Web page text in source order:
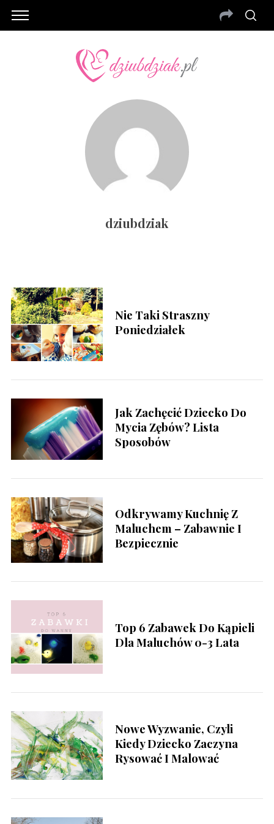
dziubdziak
Nie Taki Straszny
Poniedziałek
Jak Zachęcić Dziecko Do
Mycia Zębów? Lista
Sposobów
Odkrywamy Kuchnię Z
Maluchem – Zabawnie I
Bezpiecznie
Top 6 Zabawek Do Kąpieli
Dla Maluchów 0-3 Lata
Nowe Wyzwanie, Czyli
Kiedy Dziecko Zaczyna
Rysować I Malować
S
r
c
h
f
o
: